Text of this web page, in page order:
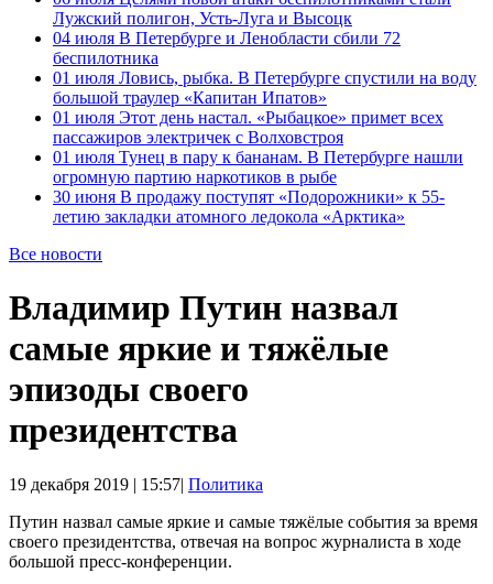
Лужский полигон, Усть-Луга и Высоцк
04 июля В Петербурге и Ленобласти сбили 72
беспилотника
01 июля Ловись, рыбка. В Петербурге спустили на воду
большой траулер «Капитан Ипатов»
01 июля Этот день настал. «Рыбацкое» примет всех
пассажиров электричек с Волховстроя
01 июля Тунец в пару к бананам. В Петербурге нашли
огромную партию наркотиков в рыбе
30 июня В продажу поступят «Подорожники» к 55-
летию закладки атомного ледокола «Арктика»
Все новости
Владимир Путин назвал
самые яркие и тяжёлые
эпизоды своего
президентства
19 декабря 2019 | 15:57| Политика
Путин назвал самые яркие и самые тяжёлые события за время
своего президентства, отвечая на вопрос журналиста в ходе
большой пресс-конференции.